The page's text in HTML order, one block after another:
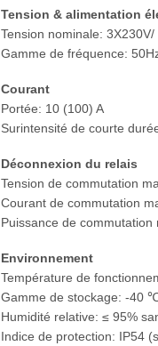
Tension & alimentation
Tension nominale:
Gamme de fréquence:
Courant
Portée: 10 (100) A
Surintensité de courte
Déconnexion du relais
Tension de commutation
Courant de commutation
Puissance de commutation
Environnement
Température de
Gamme de stockage: -40
Humidité relative: ≤ 95%
Indice de protection: IP54